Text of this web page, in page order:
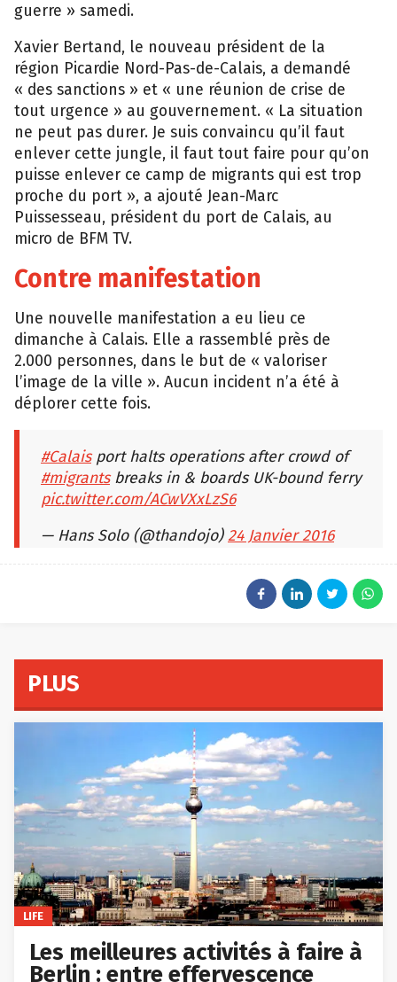
guerre » samedi.
Xavier Bertand, le nouveau président de la
région Picardie Nord-Pas-de-Calais, a demandé
« des sanctions » et « une réunion de crise de
tout urgence » au gouvernement. « La situation
ne peut pas durer. Je suis convaincu qu’il faut
enlever cette jungle, il faut tout faire pour qu’on
puisse enlever ce camp de migrants qui est trop
proche du port », a ajouté Jean-Marc
Puissesseau, président du port de Calais, au
micro de BFM TV.
Contre manifestation
Une nouvelle manifestation a eu lieu ce
dimanche à Calais. Elle a rassemblé près de
2.000 personnes, dans le but de « valoriser
l’image de la ville ». Aucun incident n’a été à
déplorer cette fois.
#Calaisport halts operations after crowd of
#migrantsbreaks in & boards UK-bound ferry
pic.twitter.com/ACwVXxLzS6
— Hans Solo (@thandojo)24 Janvier 2016
PLUS
LIFE
Les meilleures activités à faire à
Berlin : entre effervescence